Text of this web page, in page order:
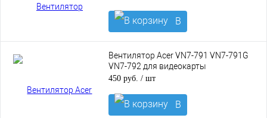
В
корзину
Вентилятор Acer VN7-791 VN7-791G
VN7-792 для видеокарты
450 руб. / шт
В